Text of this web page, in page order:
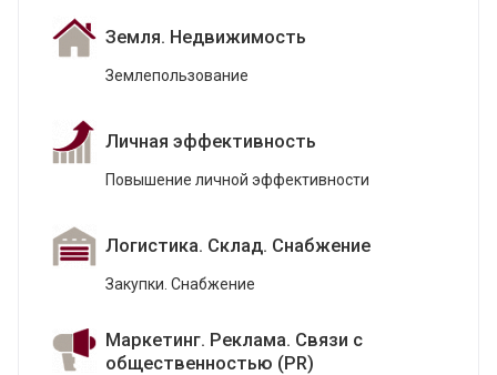
Земля. Недвижимость
Землепользование
Личная эффективность
Повышение личной эффективности
Логистика. Склад. Снабжение
Закупки. Снабжение
Маркетинг. Реклама. Связи с
общественностью (PR)